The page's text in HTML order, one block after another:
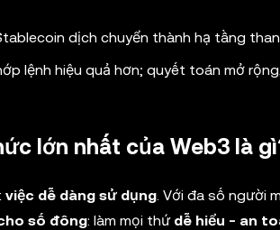
dịch chuyển thành hạ tầng
lệnh hiệu quả hơn; quyết toán mở
lớn nhất của Web3 là
việc dễ dàng sử dụng. Với đa số người
số đông: làm mọi thứ dễ hiểu - an